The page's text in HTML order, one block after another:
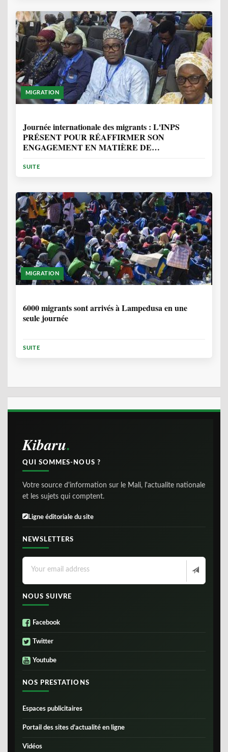
MIGRATION
Journée internationale des migrants : L'INPS
PRÉSENT POUR RÉAFFIRMER SON
ENGAGEMENT EN MATIÈRE DE
SUITE
MIGRATION
6000 migrants sont arrivés à Lampedusa en une
seule journée
SUITE
Kibaru
QUI SOMMES-NOUS ?
Votre source d'information sur le Mali, l'actualite nationale
et les sujets qui comptent.
Ligne éditoriale du site
NEWSLETTERS
NOUS SUIVRE
Facebook
Twitter
Youtube
NOS PRESTATIONS
Espaces publicitaires
Portail des sites d’actualité en ligne
Vidéos